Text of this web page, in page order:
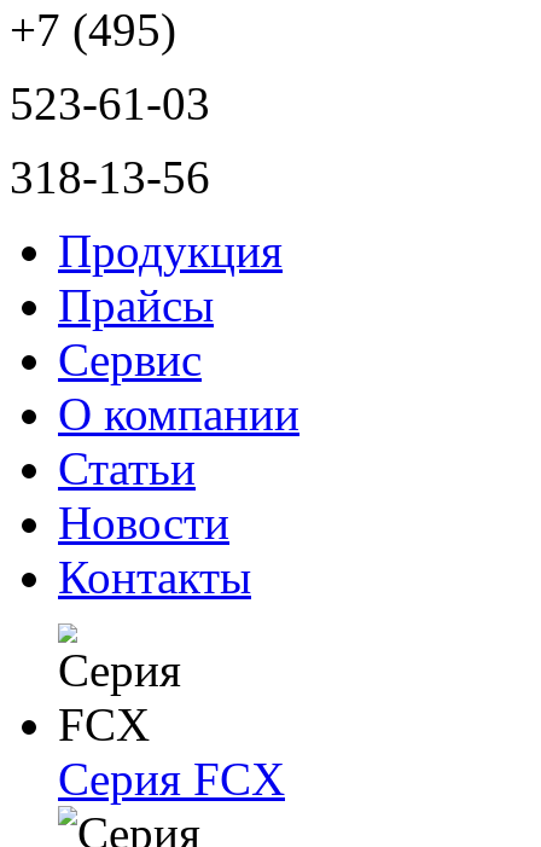
+7 (495)
523-61-03
318-13-56
Продукция
Прайсы
Сервис
О компании
Статьи
Новости
Контакты
Серия FCX